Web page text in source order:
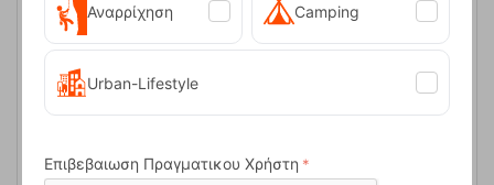
Σετ 5 Τεμαχίων Καραμπίνερ Falcon QD Zoom PA 15/22 Blue
Αναρρίχηση Camping
Urban-Lifestyle
Επιβεβαιωση Πραγματικου Χρήστη